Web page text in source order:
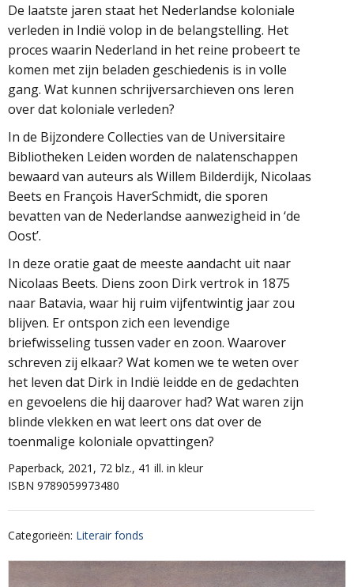
De laatste jaren staat het Nederlandse koloniale
verleden in Indië volop in de belangstelling. Het
proces waarin Nederland in het reine probeert te
komen met zijn beladen geschiedenis is in volle
gang. Wat kunnen schrijversarchieven ons leren
over dat koloniale verleden?
In de Bijzondere Collecties van de Universitaire
Bibliotheken Leiden worden de nalatenschappen
bewaard van auteurs als Willem Bilderdijk, Nicolaas
Beets en François HaverSchmidt, die sporen
bevatten van de Nederlandse aanwezigheid in ‘de
Oost’.
In deze oratie gaat de meeste aandacht uit naar
Nicolaas Beets. Diens zoon Dirk vertrok in 1875
naar Batavia, waar hij ruim vijfentwintig jaar zou
blijven. Er ontspon zich een levendige
briefwisseling tussen vader en zoon. Waarover
schreven zij elkaar? Wat komen we te weten over
het leven dat Dirk in Indië leidde en de gedachten
en gevoelens die hij daarover had? Wat waren zijn
blinde vlekken en wat leert ons dat over de
toenmalige koloniale opvattingen?
Paperback, 2021, 72 blz., 41 ill. in kleur
ISBN 9789059973480
Categorieën: Literair fonds